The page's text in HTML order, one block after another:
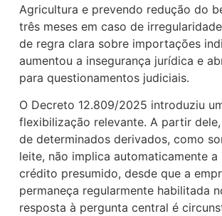
Agricultura e prevendo redução do
três meses em caso de
de regra clara sobre importações
aumentou a insegurança jurídica e
para questionamentos judiciais.
O Decreto 12.809/2025 introduziu
flexibilização relevante. A partir
de determinados derivados, como
leite, não implica automaticamente a
crédito presumido, desde que a
permaneça regularmente habilitada
resposta à pergunta central é